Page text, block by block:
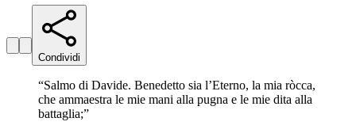
Condividi
“Salmo di Davide. Benedetto sia l’Eterno, la mia ròcca,
che ammaestra le mie mani alla pugna e le mie dita alla
battaglia;”